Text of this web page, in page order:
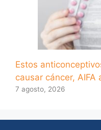
Estos
causar cáncer,
7 agosto, 2026